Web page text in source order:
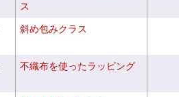
ス
斜め包みクラス
不織布を使ったラッピング